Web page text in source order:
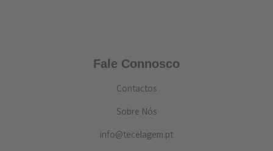
Fale Connosco
Contactos
Sobre Nós
info@tecelagem.pt